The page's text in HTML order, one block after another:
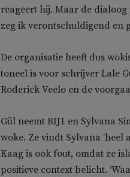
reageert hij. Maar de
zeg ik verontschuldigend en
De organisatie heeft dus
toneel is voor schrijver Lale
Roderick Veelo en de
Gül neemt BIJ1 en Sylvana
woke. Ze vindt Sylvana ‘heel
Kaag is ook fout, omdat ze
positieve context belicht.